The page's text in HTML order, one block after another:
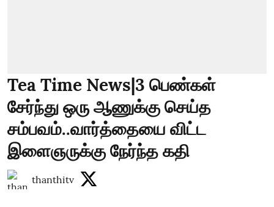
Tea Time News|3 பெண்கள்
சேர்ந்து ஒரு ஆணுக்கு செய்த
சம்பவம்..வார்த்தையை விட்ட
இளைஞருக்கு நேர்ந்த கதி
thanthitv